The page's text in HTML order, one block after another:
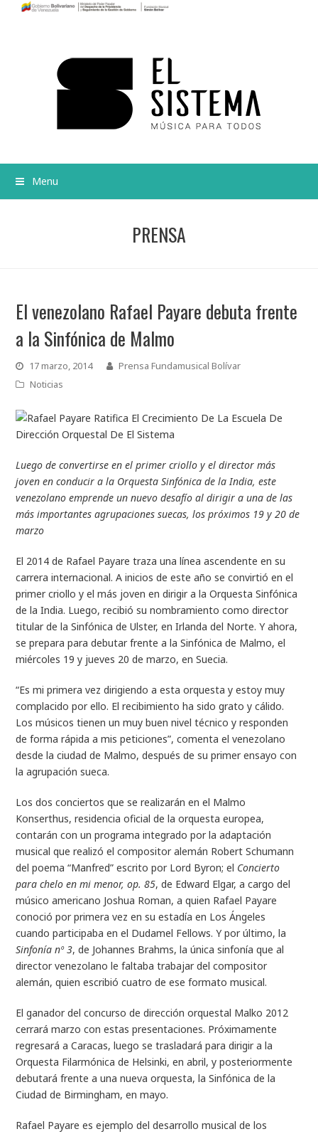
Menu
PRENSA
El venezolano Rafael Payare debuta frente
a la Sinfónica de Malmo
17 marzo, 2014
Prensa Fundamusical Bolívar
Noticias
Luego de convertirse en el primer criollo y el director más
joven en conducir a la Orquesta Sinfónica de la India, este
venezolano emprende un nuevo desafío al dirigir a una de las
más importantes agrupaciones suecas, los próximos 19 y 20 de
marzo
El 2014 de Rafael Payare traza una línea ascendente en su
carrera internacional. A inicios de este año se convirtió en el
primer criollo y el más joven en dirigir a la Orquesta Sinfónica
de la India. Luego, recibió su nombramiento como director
titular de la Sinfónica de Ulster, en Irlanda del Norte. Y ahora,
se prepara para debutar frente a la Sinfónica de Malmo, el
miércoles 19 y jueves 20 de marzo, en Suecia.
“Es mi primera vez dirigiendo a esta orquesta y estoy muy
complacido por ello. El recibimiento ha sido grato y cálido.
Los músicos tienen un muy buen nivel técnico y responden
de forma rápida a mis peticiones”, comenta el venezolano
desde la ciudad de Malmo, después de su primer ensayo con
la agrupación sueca.
Los dos conciertos que se realizarán en el Malmo
Konserthus, residencia oficial de la orquesta europea,
contarán con un programa integrado por la adaptación
musical que realizó el compositor alemán Robert Schumann
del poema “Manfred” escrito por Lord Byron; el Concierto
para chelo en mi menor, op. 85, de Edward Elgar, a cargo del
músico americano Joshua Roman, a quien Rafael Payare
conoció por primera vez en su estadía en Los Ángeles
cuando participaba en el Dudamel Fellows. Y por último, la
Sinfonía nº 3, de Johannes Brahms, la única sinfonía que al
director venezolano le faltaba trabajar del compositor
alemán, quien escribió cuatro de ese formato musical.
El ganador del concurso de dirección orquestal Malko 2012
cerrará marzo con estas presentaciones. Próximamente
regresará a Caracas, luego se trasladará para dirigir a la
Orquesta Filarmónica de Helsinki, en abril, y posteriormente
debutará frente a una nueva orquesta, la Sinfónica de la
Ciudad de Birmingham, en mayo.
Rafael Payare es ejemplo del desarrollo musical de los